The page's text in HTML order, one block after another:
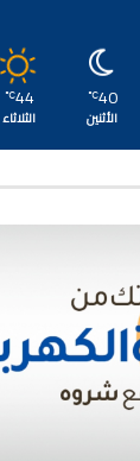
40
℃
الأثنين
44
℃
الثلاثاء